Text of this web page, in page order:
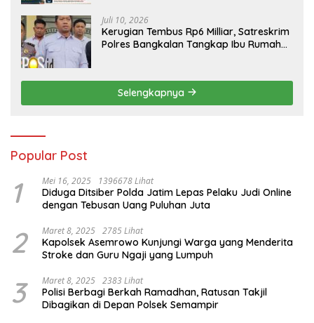
Juli 10, 2026
Kerugian Tembus Rp6 Milliar, Satreskrim
Polres Bangkalan Tangkap Ibu Rumah
Selengkapnya
Popular Post
1 Mei 16, 2025 1396678 Lihat
Diduga Ditsiber Polda Jatim Lepas Pelaku Judi Online
dengan Tebusan Uang Puluhan Juta
2 Maret 8, 2025 2785 Lihat
Kapolsek Asemrowo Kunjungi Warga yang Menderita
Stroke dan Guru Ngaji yang Lumpuh
3 Maret 8, 2025 2383 Lihat
Polisi Berbagi Berkah Ramadhan, Ratusan Takjil
Dibagikan di Depan Polsek Semampir